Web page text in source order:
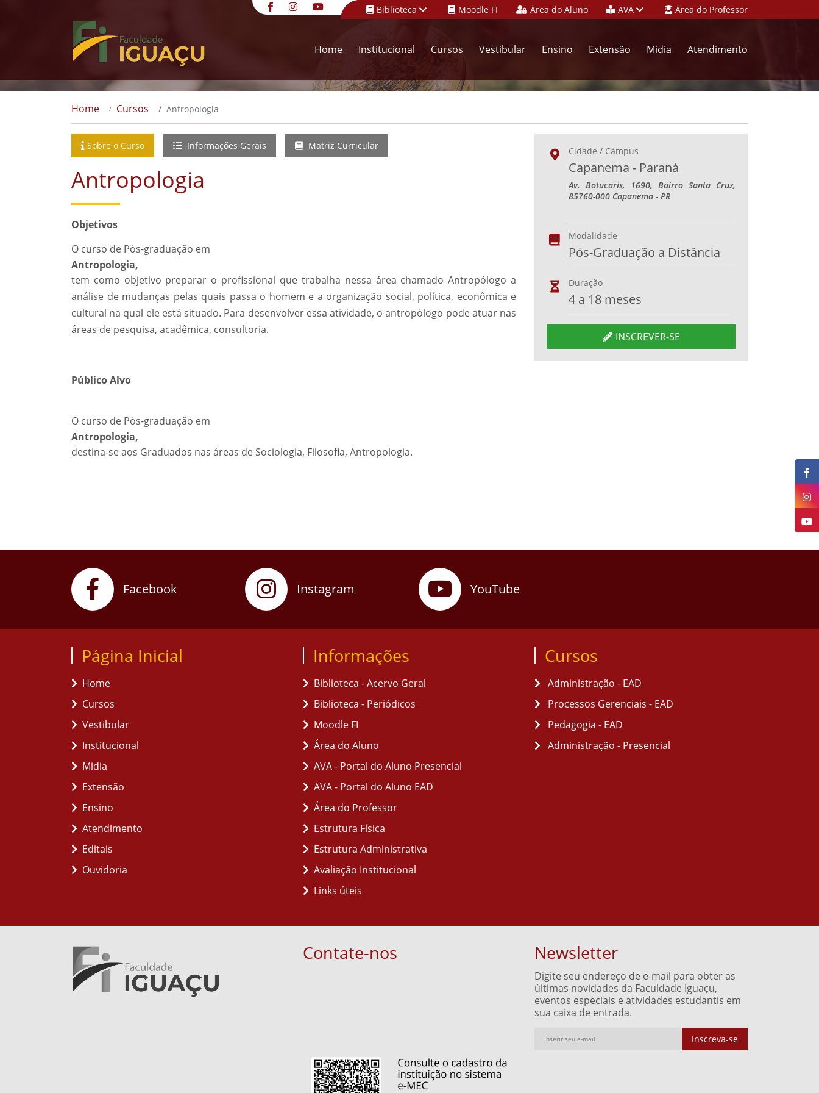
Biblioteca Moodle FI Área do Aluno AVA Área do Professor
Home Institucional Cursos Vestibular Ensino Extensão Midia Atendimento
Home Cursos Antropologia
Sobre o Curso Informações Gerais Matriz Curricular
Antropologia
Objetivos
O curso de Pós-graduação em
Antropologia,
tem como objetivo preparar o profissional que trabalha nessa área chamado Antropólogo a
análise de mudanças pelas quais passa o homem e a organização social, política, econômica e
cultural na qual ele está situado. Para desenvolver essa atividade, o antropólogo pode atuar nas
áreas de pesquisa, acadêmica, consultoria.
Público Alvo
O curso de Pós-graduação em
Antropologia,
destina-se aos Graduados nas áreas de Sociologia, Filosofia, Antropologia.
Cidade / Câmpus
Capanema - Paraná
Av. Botucaris, 1690, Bairro Santa Cruz,
85760-000 Capanema - PR
Modalidade
Pós-Graduação a Distância
Duração
4 a 18 meses
INSCREVER-SE
Facebook Instagram YouTube
Página Inicial
Home
Cursos
Vestibular
Institucional
Midia
Extensão
Ensino
Atendimento
Editais
Ouvidoria
Informações
Biblioteca - Acervo Geral
Biblioteca - Periódicos
Moodle FI
Área do Aluno
AVA - Portal do Aluno Presencial
AVA - Portal do Aluno EAD
Área do Professor
Estrutura Física
Estrutura Administrativa
Avaliação Institucional
Links úteis
Cursos
Administração - EAD
Processos Gerenciais - EAD
Pedagogia - EAD
Administração - Presencial
Contate-nos Newsletter
Digite seu endereço de e-mail para obter as
últimas novidades da Faculdade Iguaçu,
eventos especiais e atividades estudantis em
sua caixa de entrada.
Inscreva-se